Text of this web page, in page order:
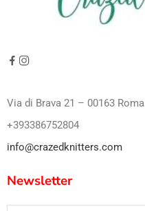
Via di Brava 21 – 00163 Roma
+393386752804
info@crazedknitters.com
Newsletter